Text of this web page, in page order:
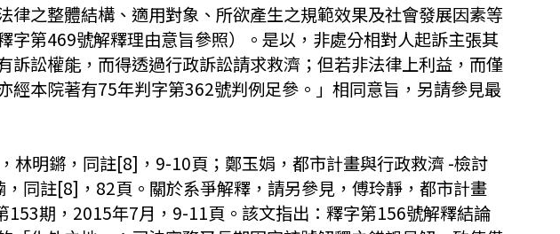
之整體結構、適用對象、所欲產生之規範效果及社會發展因素等
第469號解釋理由意旨參照）。是以，非處分相對人起訴主張其
訟權能，而得透過行政訴訟請求救濟；但若非法律上利益，而僅
本院著有75年判字第362號判例足參。」相同意旨，另請參見最
林明鏘，同註[8]，9-10頁；鄭玉娟，都市計畫與行政救濟 -檢討
同註[8]，82頁。關於系爭解釋，請另參見，傅玲靜，都市計畫
期，2015年7月，9-11頁。該文指出：釋字第156號解釋結論